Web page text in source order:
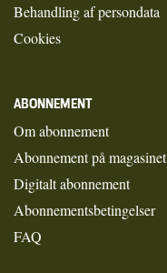
Behandling af persondata
Cookies
ABONNEMENT
Om abonnement
Abonnement på magasinet
Digitalt abonnement
Abonnementsbetingelser
FAQ